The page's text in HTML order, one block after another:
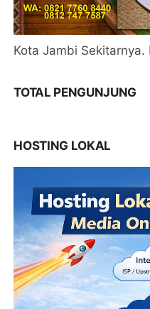
Kota Jambi Sekitarnya.
TOTAL PENGUNJUNG
HOSTING LOKAL